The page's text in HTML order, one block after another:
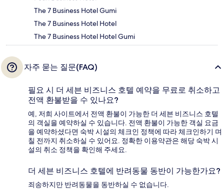
The 7 Business Hotel Gumi
The 7 Business Hotel Hotel
The 7 Business Hotel Hotel Gumi
자주 묻는 질문(FAQ)
필요 시 더 세븐 비즈니스 호텔 예약을 무료로 취소하고
전액 환불받을 수 있나요?
예, 저희 사이트에서 전액 환불이 가능한 더 세븐 비즈니스 호텔
의 객실을 예약하실 수 있습니다. 전액 환불이 가능한 객실 요금
을 예약하셨다면 숙박 시설의 체크인 정책에 따라 체크인하기 며
칠 전까지 취소하실 수 있어요. 정확한 이용약관은 해당 숙박 시
설의 취소 정책을 확인해 주세요.
더 세븐 비즈니스 호텔에 반려동물 동반이 가능한가요?
죄송하지만 반려동물을 동반하실 수 없습니다.